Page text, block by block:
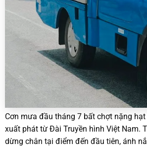
Cơn mưa đầu tháng 7 bất chợt nặng
xuất phát từ Đài Truyền hình Việt Nam.
dừng chân tại điểm đến đầu tiên, ánh